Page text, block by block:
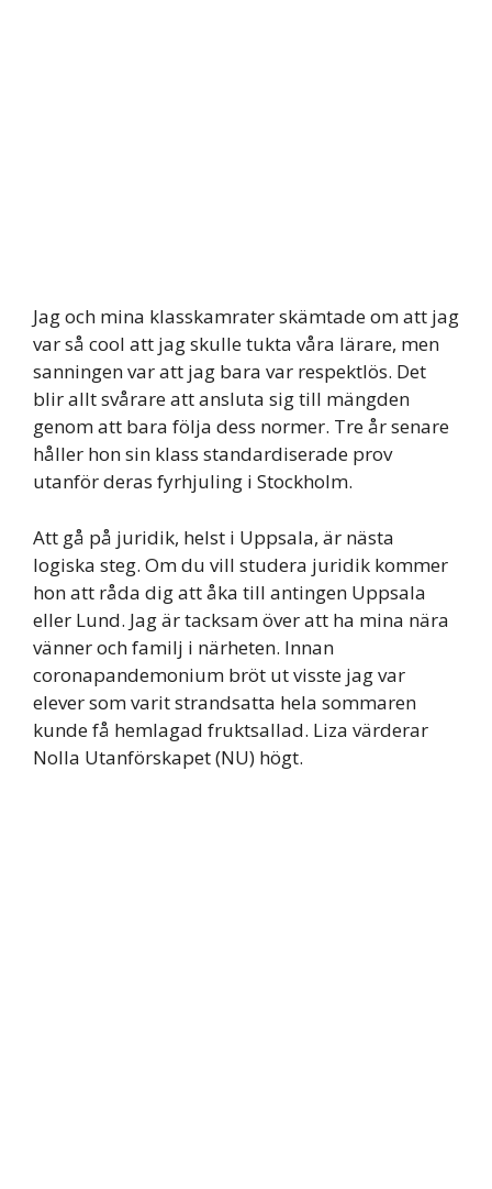
Jag och mina klasskamrater skämtade om att jag
var så cool att jag skulle tukta våra lärare, men
sanningen var att jag bara var respektlös. Det
blir allt svårare att ansluta sig till mängden
genom att bara följa dess normer. Tre år senare
håller hon sin klass standardiserade prov
utanför deras fyrhjuling i Stockholm.
Att gå på juridik, helst i Uppsala, är nästa
logiska steg. Om du vill studera juridik kommer
hon att råda dig att åka till antingen Uppsala
eller Lund. Jag är tacksam över att ha mina nära
vänner och familj i närheten. Innan
coronapandemonium bröt ut visste jag var
elever som varit strandsatta hela sommaren
kunde få hemlagad fruktsallad. Liza värderar
Nolla Utanförskapet (NU) högt.